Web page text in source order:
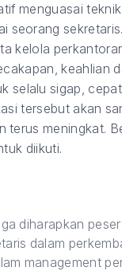
menguasai teknik
seorang
kelola
keahlian
selalu sigap,
tersebut akan
terus meningkat.
diikuti.
diharapkan
dalam
management